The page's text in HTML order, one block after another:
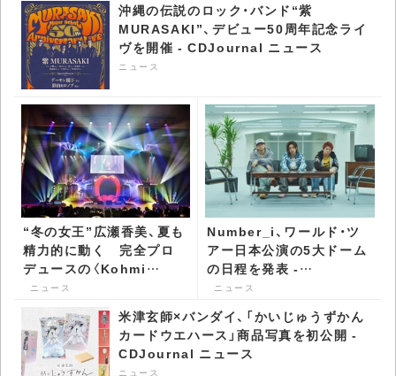
沖縄の伝説のロック・バンド“紫
MURASAKI”、デビュー50周年記念ライ
ヴを開催 - CDJournal ニュース
ニュース
“冬の女王”広瀬香美、夏も
精力的に動く 完全プロ
デュースの〈Kohmi
EXPO 2026〉公式サイト
ュース
ニュース
Number_i、ワールド・ツ
アー日本公演の5大ドーム
の日程を発表 -
CDJournal ニュース
ニュース
米津玄師×バンダイ、「かいじゅうずかん
カードウエハース」商品写真を初公開 -
CDJournal ニュース
ニュース